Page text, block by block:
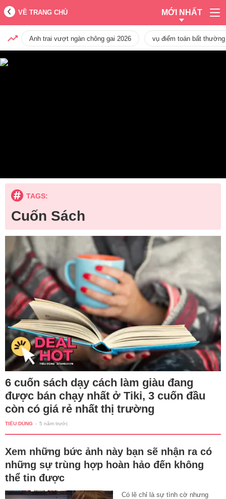
VỀ TRANG CHỦ MỚI NHẤT
Anh trai vượt ngàn chông gai 2026 vụ điểm toán bất
TAGS:
Cuốn Sách
6 cuốn sách dạy cách làm giàu đang
được bán chạy nhất ở Tiki, 3 cuốn đầu
còn có giá rẻ nhất thị trường
TIÊU DÙNG - 5 năm trước
Xem những bức ảnh này bạn sẽ nhận ra có
những sự trùng hợp hoàn hảo đến không
thể tin được
Có lẽ chỉ là sự tình cờ nhưng